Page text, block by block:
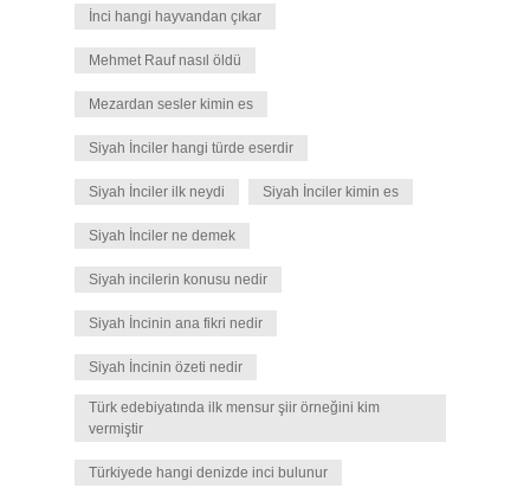
İnci hangi hayvandan çıkar
Mehmet Rauf nasıl öldü
Mezardan sesler kimin es
Siyah İnciler hangi türde eserdir
Siyah İnciler ilk neydi Siyah İnciler kimin es
Siyah İnciler ne demek
Siyah incilerin konusu nedir
Siyah İncinin ana fikri nedir
Siyah İncinin özeti nedir
Türk edebiyatında ilk mensur şiir örneğini kim
vermiştir
Türkiyede hangi denizde inci bulunur